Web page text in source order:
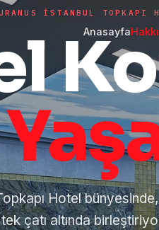
Anasayfa
İSTANBUL TOPKAPI
Hotel
çatı altında